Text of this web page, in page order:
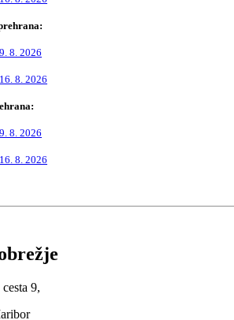
8. 2026
8. 2026
8. 2026
8. 2026
9,